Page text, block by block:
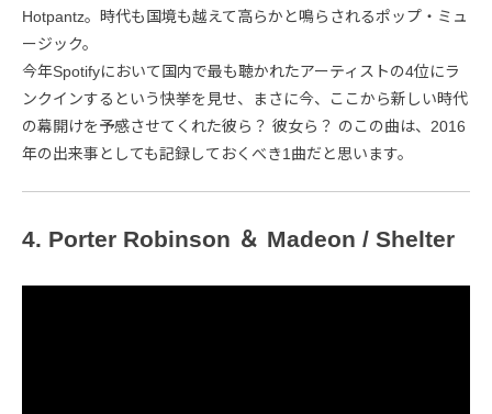
Hotpantz。時代も国境も越えて高らかと鳴らされるポップ・ミュ
ージック。
今年Spotifyにおいて国内で最も聴かれたアーティストの4位にラ
ンクインするという快挙を見せ、まさに今、ここから新しい時代
の幕開けを予感させてくれた彼ら？ 彼女ら？ のこの曲は、2016
年の出来事としても記録しておくべき1曲だと思います。
4. Porter Robinson ＆ Madeon / Shelter